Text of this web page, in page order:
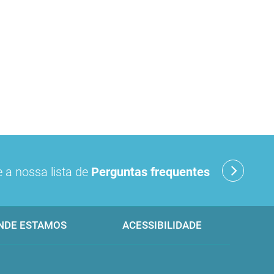
a nossa lista de Perguntas frequentes
ESTAMOS ACESSIBILIDADE